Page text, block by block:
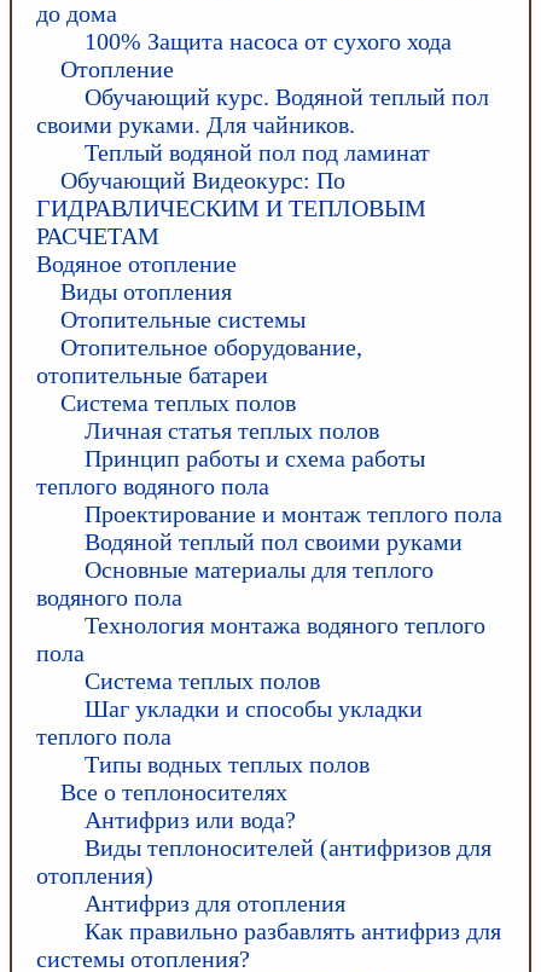
до дома
100% Защита насоса от сухого хода
Отопление
Обучающий курс. Водяной теплый пол
своими руками. Для чайников.
Теплый водяной пол под ламинат
Обучающий Видеокурс: По
ГИДРАВЛИЧЕСКИМ И ТЕПЛОВЫМ
РАСЧЕТАМ
Водяное отопление
Виды отопления
Отопительные системы
Отопительное оборудование,
отопительные батареи
Система теплых полов
Личная статья теплых полов
Принцип работы и схема работы
теплого водяного пола
Проектирование и монтаж теплого пола
Водяной теплый пол своими руками
Основные материалы для теплого
водяного пола
Технология монтажа водяного теплого
пола
Система теплых полов
Шаг укладки и способы укладки
теплого пола
Типы водных теплых полов
Все о теплоносителях
Антифриз или вода?
Виды теплоносителей (антифризов для
отопления)
Антифриз для отопления
Как правильно разбавлять антифриз для
системы отопления?